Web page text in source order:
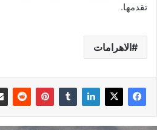
تقدمها.
الاهرامات